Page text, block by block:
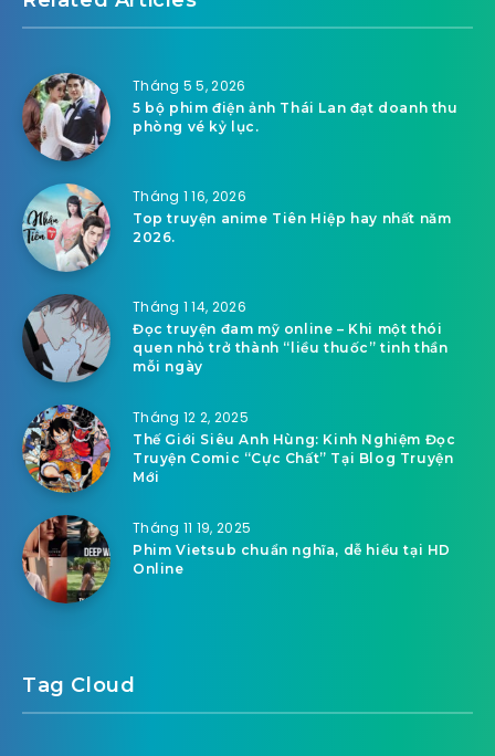
Tháng 5 5, 2026
5 bộ phim điện ảnh Thái Lan đạt doanh thu
phòng vé kỷ lục.
Tháng 1 16, 2026
Top truyện anime Tiên Hiệp hay nhất năm
2026.
Tháng 1 14, 2026
Đọc truyện đam mỹ online – Khi một thói
quen nhỏ trở thành “liều thuốc” tinh thần
mỗi ngày
Tháng 12 2, 2025
Thế Giới Siêu Anh Hùng: Kinh Nghiệm Đọc
Truyện Comic “Cực Chất” Tại Blog Truyện
Mới
Tháng 11 19, 2025
Phim Vietsub chuẩn nghĩa, dễ hiểu tại HD
Online
Tag Cloud